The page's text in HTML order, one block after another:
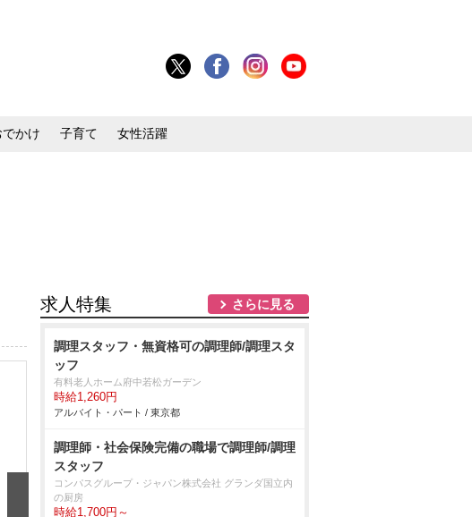
かけ 子育て 女性活躍
求人特集 さらに見る
調理スタッフ・無資格可の調理師/調理スタ
ッフ
有料老人ホーム府中若松ガーデン
時給1,260円
アルバイト・パート / 東京都
調理師・社会保険完備の職場で調理師/調理
スタッフ
コンパスグループ・ジャパン株式会社 グランダ国立内
の厨房
時給1,700円～